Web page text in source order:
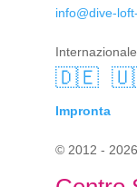
info@dive-
🇩🇪
Impronta
© 2012 -